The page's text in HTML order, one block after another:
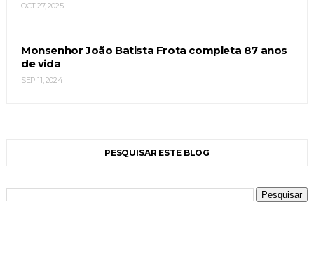
OCT 27, 2025
Monsenhor João Batista Frota completa 87 anos
de vida
SEP 11, 2024
PESQUISAR ESTE BLOG